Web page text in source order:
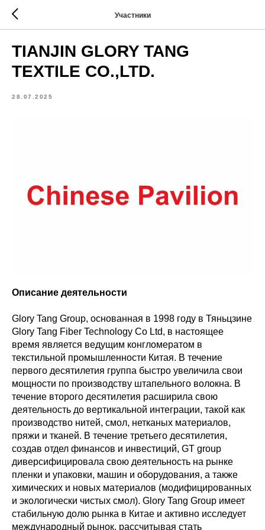
Участники
TIANJIN GLORY TANG
TEXTILE CO.,LTD.
28.07.2025
Описание деятельности
Glory Tang Group, основанная в 1998 году в Тяньцзине
Glory Tang Fiber Technology Co Ltd, в настоящее
время является ведущим конгломератом в
текстильной промышленности Китая. В течение
первого десятилетия группа быстро увеличила свои
мощности по производству штапельного волокна. В
течение второго десятилетия расширила свою
деятельность до вертикальной интеграции, такой как
производство нитей, смол, нетканых материалов,
пряжи и тканей. В течение третьего десятилетия,
создав отдел финансов и инвестиций, GT group
диверсифицировала свою деятельность на рынке
пленки и упаковки, машин и оборудования, а также
химических и новых материалов (модифицированных
и экологически чистых смол). Glory Tang Group имеет
стабильную долю рынка в Китае и активно исследует
международный рынок, рассчитывая стать